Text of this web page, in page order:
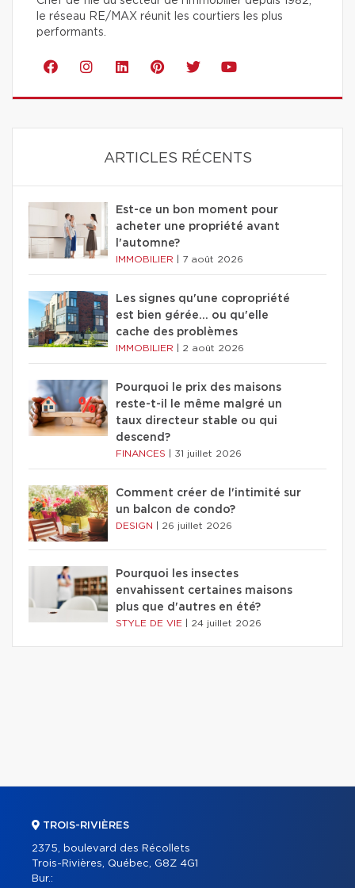
le réseau RE/MAX réunit les courtiers les plus
performants.
ARTICLES RÉCENTS
Est-ce un bon moment pour
acheter une propriété avant
l'automne?
IMMOBILIER 7 août 2026
Les signes qu'une copropriété
est bien gérée… ou qu'elle
cache des problèmes
IMMOBILIER 2 août 2026
Pourquoi le prix des maisons
reste-t-il le même malgré un
taux directeur stable ou qui
descend?
FINANCES 31 juillet 2026
Comment créer de l'intimité sur
un balcon de condo?
DESIGN 26 juillet 2026
Pourquoi les insectes
envahissent certaines maisons
plus que d'autres en été?
STYLE DE VIE 24 juillet 2026
TROIS-RIVIÈRES
2375, boulevard des Récollets
Trois-Rivières, Québec, G8Z 4G1
Bur.: